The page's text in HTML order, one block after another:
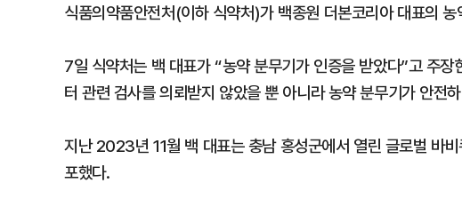
식품의약품안전처(이하 식약처)가 백종원 더본코리아 대표의
7일 식약처는 백 대표가 “농약 분무기가 인증을 받았다”고 주
터 관련 검사를 의뢰받지 않았을 뿐 아니라 농약 분무기가 안전
지난 2023년 11월 백 대표는 충남 홍성군에서 열린 글로벌 바
포했다.